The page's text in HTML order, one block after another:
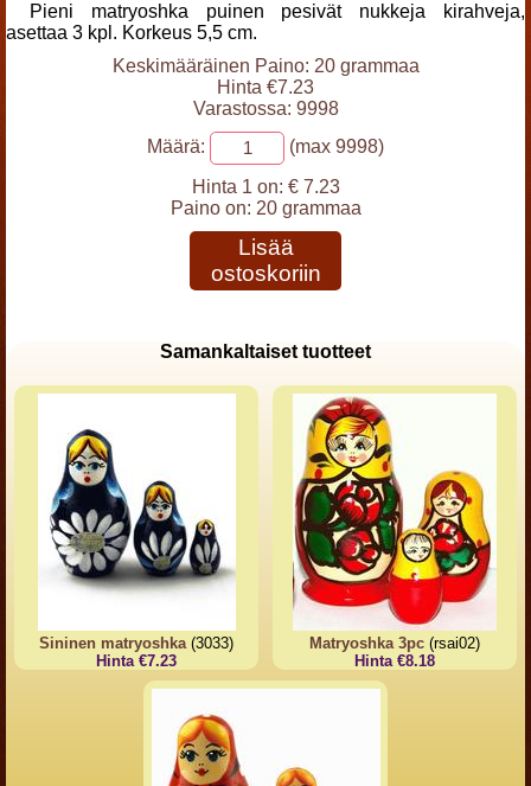
Pieni matryoshka puinen pesivät nukkeja kirahveja,
asettaa 3 kpl. Korkeus 5,5 cm.
Keskimääräinen Paino: 20 grammaa
Hinta €7.23
Varastossa: 9998
Määrä:
(max 9998)
Hinta 1 on: € 7.23
Paino on: 20 grammaa
Lisää
ostoskoriin
Samankaltaiset tuotteet
Sininen matryoshka(3033)
Hinta €7.23
Matryoshka 3pc(rsai02)
Hinta €8.18